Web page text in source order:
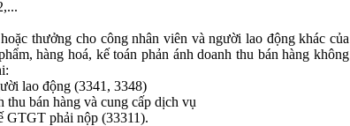
thưởng cho công nhân viên và người lao động khác của
hàng hoá, kế toán phản ánh doanh thu bán hàng không
lao động (3341, 3348)
bán hàng và cung cấp dịch vụ
GTGT phải nộp (33311).